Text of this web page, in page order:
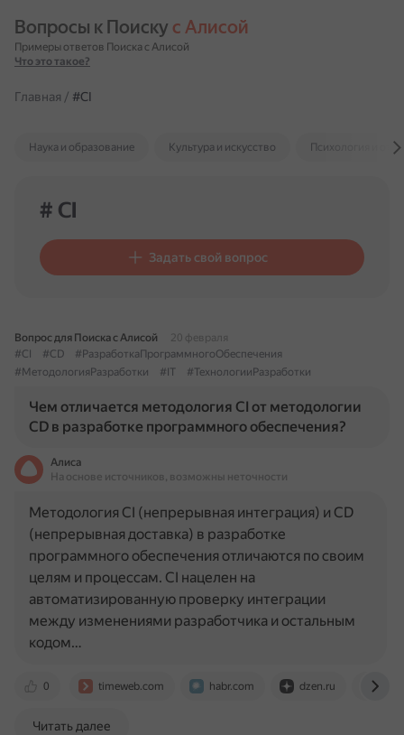
Вопросы к Поиску с Алисой
Примеры ответов Поиска с Алисой
Что это такое?
Главная / #CI
Наука и образование Культура и искусство Психология и
# CI
Задать свой вопрос
Вопрос для Поиска с Алисой
20 февраля
#CI
#CD
#РазработкаПрограммногоОбеспечения
#МетодологияРазработки
#IT #ТехнологииРазработки
Чем отличается методология CI от методологии
CD в разработке программного обеспечения?
Алиса
На основе источников, возможны неточности
0 timeweb.com habr.com dzen.ru
Методология CI (непрерывная интеграция) и CD
(непрерывная доставка) в разработке
программного обеспечения отличаются по своим
целям и процессам. CI нацелен на
автоматизированную проверку интеграции
между изменениями разработчика и остальным
кодом…
Читать далее